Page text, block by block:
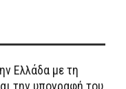
Ελλάδα με τη
την υπογραφή του